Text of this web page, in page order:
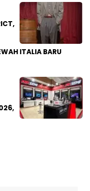
ITALIA BARU